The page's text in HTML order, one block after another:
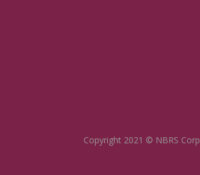
Copyright 2021 © NBRS Corp